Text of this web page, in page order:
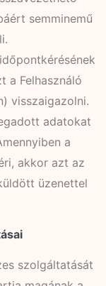
semminemű
a Felhasználó
visszaigazolni.
adatokat
a
akkor azt az
üzenettel
szolgáltatását